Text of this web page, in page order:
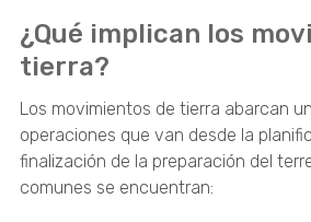
¿Qué implican los
tierra?
Los movimientos de tierra abarcan
operaciones que van desde la
finalización de la preparación del
comunes se encuentran: